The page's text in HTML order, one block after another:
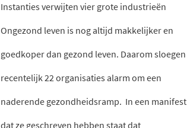
Instanties verwijten vier grote industrieën
Ongezond leven is nog altijd makkelijker en
goedkoper dan gezond leven. Daarom sloegen
recentelijk 22 organisaties alarm om een
naderende gezondheidsramp. In een manifest
dat ze geschreven hebben staat dat